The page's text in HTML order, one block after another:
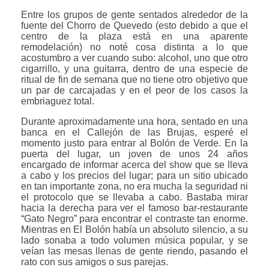
Entre los grupos de gente sentados alrededor de la
fuente del Chorro de Quevedo (esto debido a que el
centro de la plaza está en una aparente
remodelación) no noté cosa distinta a lo que
acostumbro a ver cuando subo: alcohol, uno que otro
cigarrillo, y una guitarra, dentro de una especie de
ritual de fin de semana que no tiene otro objetivo que
un par de carcajadas y en el peor de los casos la
embriaguez total.
Durante aproximadamente una hora, sentado en una
banca en el Callejón de las Brujas, esperé el
momento justo para entrar al Bolón de Verde. En la
puerta del lugar, un joven de unos 24 años
encargado de informar acerca del show que se lleva
a cabo y los precios del lugar; para un sitio ubicado
en tan importante zona, no era mucha la seguridad ni
el protocolo que se llevaba a cabo. Bastaba mirar
hacia la derecha para ver el famoso bar-restaurante
“Gato Negro” para encontrar el contraste tan enorme.
Mientras en El Bolón había un absoluto silencio, a su
lado sonaba a todo volumen música popular, y se
veían las mesas llenas de gente riendo, pasando el
rato con sus amigos o sus parejas.